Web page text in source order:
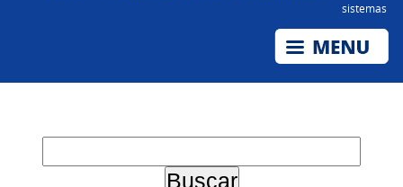
sistemas